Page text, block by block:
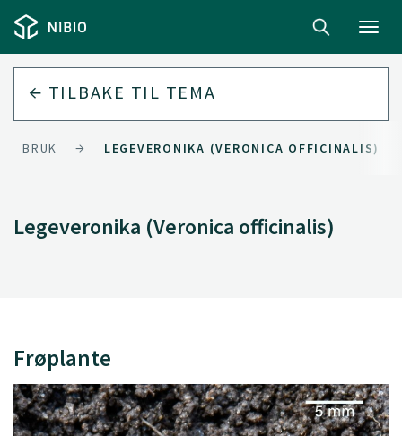
TILBAKE TIL TEMA
LEGEVERONIKA (VERONICA OFFICINALIS)
Legeveronika (Veronica officinalis)
Frøplante